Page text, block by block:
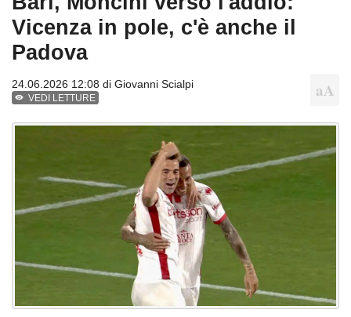
Vicenza in pole, c'è anche il
Padova
24.06.2026 12:08 di Giovanni Scialpi
VEDI LETTURE